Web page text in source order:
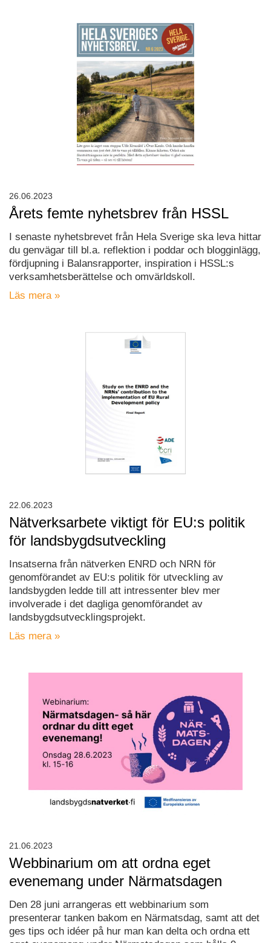
Årets femte nyhetsbrev från HSSL
I senaste nyhetsbrevet från Hela Sverige ska leva hittar
du genvägar till bl.a. reflektion i poddar och blogginlägg,
fördjupning i Balansrapporter, inspiration i HSSL:s
verksamhetsberättelse och omvärldskoll.
Läs mera »
26.06.2023
Nätverksarbete viktigt för EU:s politik
för landsbygdsutveckling
Insatserna från nätverken ENRD och NRN för
genomförandet av EU:s politik för utveckling av
landsbygden ledde till att intressenter blev mer
involverade i det dagliga genomförandet av
landsbygdsutvecklingsprojekt.
Läs mera »
22.06.2023
Webbinarium om att ordna eget
evenemang under Närmatsdagen
Den 28 juni arrangeras ett webbinarium som
presenterar tanken bakom en Närmatsdag, samt att det
ges tips och idéer på hur man kan delta och ordna ett
21.06.2023